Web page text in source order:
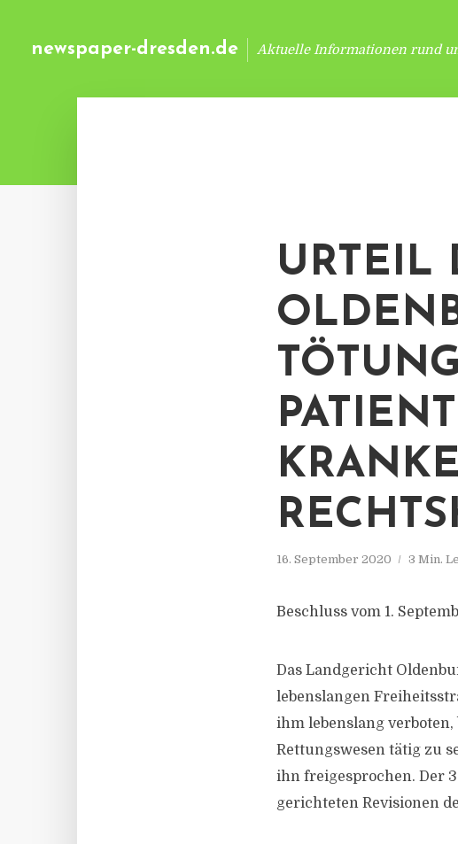
newspaper-dresden.de Aktuelle Informationen rund
URTEIL
16. September 2020 3 Min.
Beschluss vom 1.
Das Landgericht
lebenslangen
ihm lebenslang
Rettungswesen tätig zu
ihn freigesprochen. Der
gerichteten Revisionen